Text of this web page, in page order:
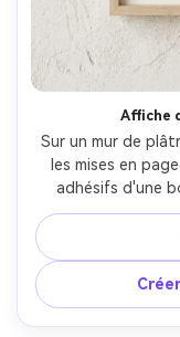
Affiche
Sur un mur de
les mises en
adhésifs d'une
dégustation
audacieuse,
propre avec des
lumière du jour
style